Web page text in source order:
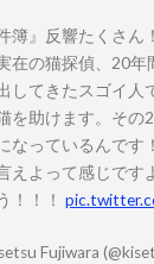
簿』反響たくさん
在の猫探偵、20年
してきたスゴイ人
を助けます。その
なっているんです！
えよって感じです
！！！
Fujiwara